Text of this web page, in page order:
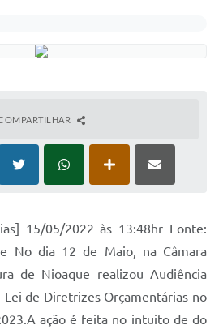
15/05/2022 às 13:48hr Fonte:
No dia 12 de Maio, na Câmara
de Nioaque realizou Audiência
Lei de Diretrizes Orçamentárias no
ação é feita no intuito de do